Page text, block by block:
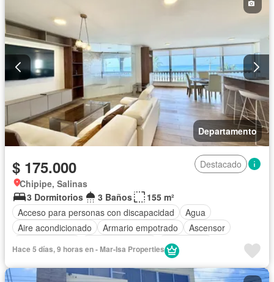
Parcialmente amoblado
Departamento
$ 175.000
Destacado
Chipipe, Salinas
3 Dormitorios
3 Baños
155 m²
Acceso para personas con discapacidad
Agua
Aire acondicionado
Armario empotrado
Ascensor
Electricidad
Garita de guardianía
Conserje
Seguridad Wifi Completamente amoblado
Hace 5 días, 9 horas en - Mar-Isa Properties